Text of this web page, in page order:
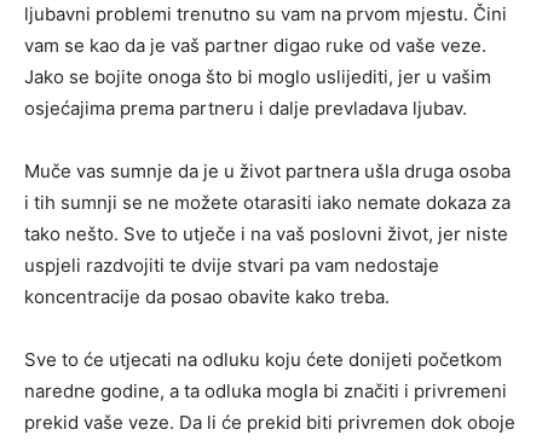
ljubavni problemi trenutno su vam na prvom mjestu. Čini
vam se kao da je vaš partner digao ruke od vaše veze.
Jako se bojite onoga što bi moglo uslijediti, jer u vašim
osjećajima prema partneru i dalje prevladava ljubav.
Muče vas sumnje da je u život partnera ušla druga osoba
i tih sumnji se ne možete otarasiti iako nemate dokaza za
tako nešto. Sve to utječe i na vaš poslovni život, jer niste
uspjeli razdvojiti te dvije stvari pa vam nedostaje
koncentracije da posao obavite kako treba.
Sve to će utjecati na odluku koju ćete donijeti početkom
naredne godine, a ta odluka mogla bi značiti i privremeni
prekid vaše veze. Da li će prekid biti privremen dok oboje